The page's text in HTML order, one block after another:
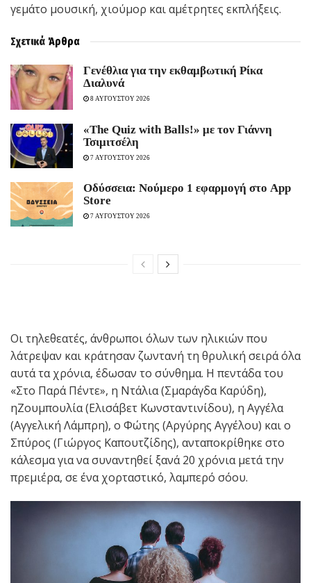
γεμάτο μουσική, χιούμορ και αμέτρητες εκπλήξεις.
Σχετικά Άρθρα
Γενέθλια για την εκθαμβωτική Ρίκα
Διαλυνά
8 ΑΥΓΟΥΣΤΟΥ 2026
«The Quiz with Balls!» με τον Γιάννη
Τσιμιτσέλη
7 ΑΥΓΟΥΣΤΟΥ 2026
Οδύσσεια: Νούμερο 1 εφαρμογή στο App
Store
7 ΑΥΓΟΥΣΤΟΥ 2026
Οι τηλεθεατές, άνθρωποι όλων των ηλικιών που
λάτρεψαν και κράτησαν ζωντανή τη θρυλική σειρά όλα
αυτά τα χρόνια, έδωσαν το σύνθημα. Η πεντάδα του
«Στο Παρά Πέντε», η Ντάλια (Σμαράγδα Καρύδη),
ηΖουμπουλία (Ελισάβετ Κωνσταντινίδου), η Αγγέλα
(Αγγελική Λάμπρη), ο Φώτης (Αργύρης Αγγέλου) και ο
Σπύρος (Γιώργος Καπουτζίδης), ανταποκρίθηκε στο
κάλεσμα για να συναντηθεί ξανά 20 χρόνια μετά την
πρεμιέρα, σε ένα χορταστικό, λαμπερό σόου.